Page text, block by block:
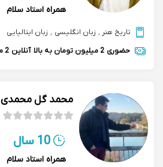
همراه استاد سلام
تاریخ هنر , زبان انگلیسی , زبان ایتالیایی
حضوری 2 میلیون تومان به بالا آنلاین 2 میلیون تومان به بالا
محمد گل محمدی
10 سال
همراه استاد سلام